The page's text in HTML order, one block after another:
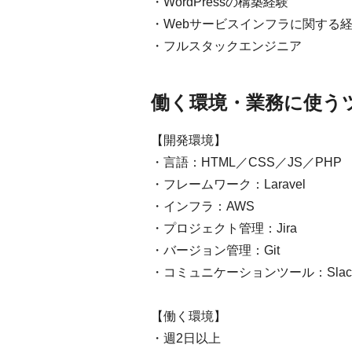
・Webサービスインフラに関する
・フルスタックエンジニア
働く環境・業務に使う
【開発環境】
・言語：HTML／CSS／JS／PHP
・フレームワーク：Laravel
・インフラ：AWS
・プロジェクト管理：Jira
・バージョン管理：Git
・コミュニケーションツール：
【働く環境】
・週2日以上